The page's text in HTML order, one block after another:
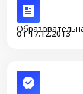
от 17.12.2013